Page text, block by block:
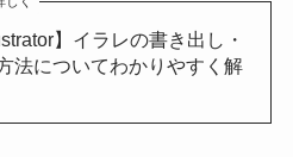
】イラレの書き出し・
法についてわかりやすく解